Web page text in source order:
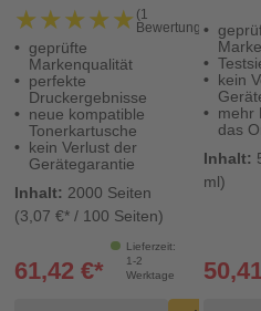
Seiten - Digital
Revolution
★★★★★
★★★★★ (1
Bewertung)
geprüfte
Markenqualität
perfekte
Druckergebnisse
neue kompatible
Tonerkartusche
kein Verlust der
Gerätegarantie
Inhalt: 2000 Seiten
(3,07 €* / 100 Seiten)
Lieferzeit:
1-2
Werktage
61,42 €*
54 ml |
-
kein
mehr
das
Inhalt:
ml)